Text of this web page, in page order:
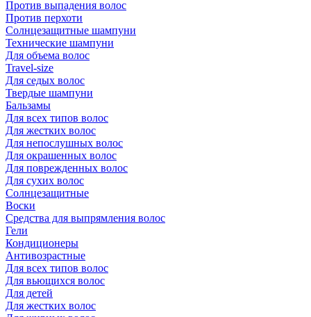
Против выпадения волос
Против перхоти
Солнцезащитные шампуни
Технические шампуни
Для объема волос
Travel-size
Для седых волос
Твердые шампуни
Бальзамы
Для всех типов волос
Для жестких волос
Для непослушных волос
Для окрашенных волос
Для поврежденных волос
Для сухих волос
Солнцезащитные
Воски
Средства для выпрямления волос
Гели
Кондиционеры
Антивозрастные
Для всех типов волос
Для вьющихся волос
Для детей
Для жестких волос